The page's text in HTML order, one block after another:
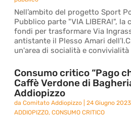
Nell’ambito del progetto Sport
Pubblico parte "VIA LIBERA!", la
fondi per trasformare Via
antistante il Plesso Amari
un'area di socialità e
Consumo critico “Pago
Caffè Verdone di
Addiopizzo
daComitato Addiopizzo |24 Giugno 2023
ADDIOPIZZO,CONSUMO CRITICO